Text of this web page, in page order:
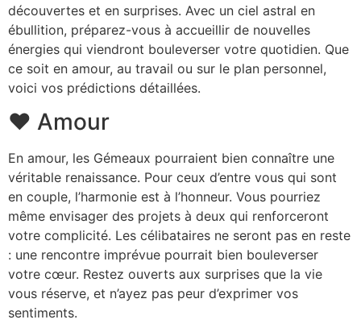
découvertes et en surprises. Avec un ciel astral en
ébullition, préparez-vous à accueillir de nouvelles
énergies qui viendront bouleverser votre quotidien. Que
ce soit en amour, au travail ou sur le plan personnel,
voici vos prédictions détaillées.
❤️ Amour
En amour, les Gémeaux pourraient bien connaître une
véritable renaissance. Pour ceux d’entre vous qui sont
en couple, l’harmonie est à l’honneur. Vous pourriez
même envisager des projets à deux qui renforceront
votre complicité. Les célibataires ne seront pas en reste
: une rencontre imprévue pourrait bien bouleverser
votre cœur. Restez ouverts aux surprises que la vie
vous réserve, et n’ayez pas peur d’exprimer vos
sentiments.